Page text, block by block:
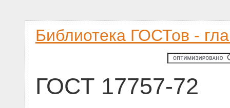
Библиотека ГОСТов -
ГОСТ 17757-72